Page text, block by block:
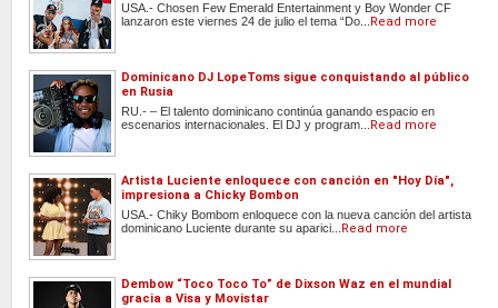
USA.- Chosen Few Emerald Entertainment y Boy Wonder CF
lanzaron este viernes 24 de julio el tema “Do...
Read more
Dominicano DJ LopeToms sigue conquistando al público
en Rusia
RU.- – El talento dominicano continúa ganando espacio en
escenarios internacionales. El DJ y program...
Read more
Artista Luciente enloquece con canción en "Hoy Día",
impresiona a Chicky Bombon
USA.- Chiky Bombom enloquece con la nueva canción del artista
dominicano Luciente durante su aparici...
Read more
Dembow “Toco Toco To” de Dixson Waz en el mundial
gracia a Visa y Movistar